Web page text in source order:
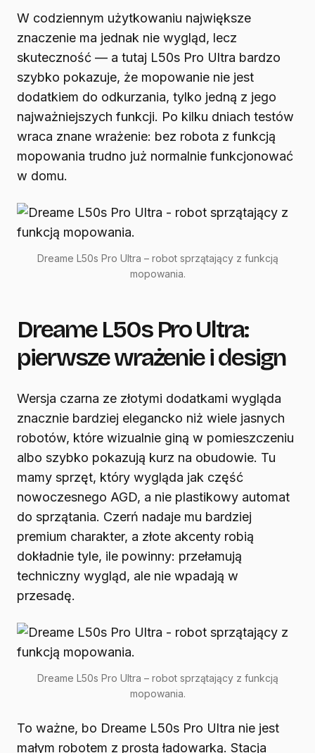
W codziennym użytkowaniu największe
znaczenie ma jednak nie wygląd, lecz
skuteczność — a tutaj L50s Pro Ultra bardzo
szybko pokazuje, że mopowanie nie jest
dodatkiem do odkurzania, tylko jedną z jego
najważniejszych funkcji. Po kilku dniach testów
wraca znane wrażenie: bez robota z funkcją
mopowania trudno już normalnie funkcjonować
w domu.
Dreame L50s Pro Ultra – robot sprzątający z funkcją
mopowania.
Dreame L50s Pro Ultra:
pierwsze wrażenie i design
Wersja czarna ze złotymi dodatkami wygląda
znacznie bardziej elegancko niż wiele jasnych
robotów, które wizualnie giną w pomieszczeniu
albo szybko pokazują kurz na obudowie. Tu
mamy sprzęt, który wygląda jak część
nowoczesnego AGD, a nie plastikowy automat
do sprzątania. Czerń nadaje mu bardziej
premium charakter, a złote akcenty robią
dokładnie tyle, ile powinny: przełamują
techniczny wygląd, ale nie wpadają w
przesadę.
Dreame L50s Pro Ultra – robot sprzątający z funkcją
mopowania.
To ważne, bo Dreame L50s Pro Ultra nie jest
małym robotem z prostą ładowarką. Stacja